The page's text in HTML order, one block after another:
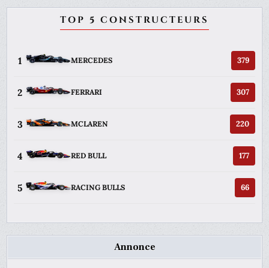
TOP 5 CONSTRUCTEURS
1 MERCEDES 379
2 FERRARI 307
3 MCLAREN 220
4 RED BULL 177
5 RACING BULLS 66
Annonce